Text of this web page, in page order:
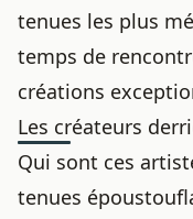
tenues les plus
temps de
créations
Les créateurs
Qui sont ces
tenues